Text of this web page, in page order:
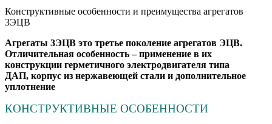
Конструктивные особенности и преимущества агрегатов
3ЭЦВ
Агрегаты 3ЭЦВ это третье поколение агрегатов ЭЦВ.
Отличительная особенность – применение в их
конструкции герметичного электродвигателя типа
ДАП, корпус из нержавеющей стали и дополнительное
уплотнение
КОНСТРУКТИВНЫЕ ОСОБЕННОСТИ